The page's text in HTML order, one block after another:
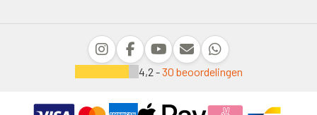
4,2 -30 beoordelingen